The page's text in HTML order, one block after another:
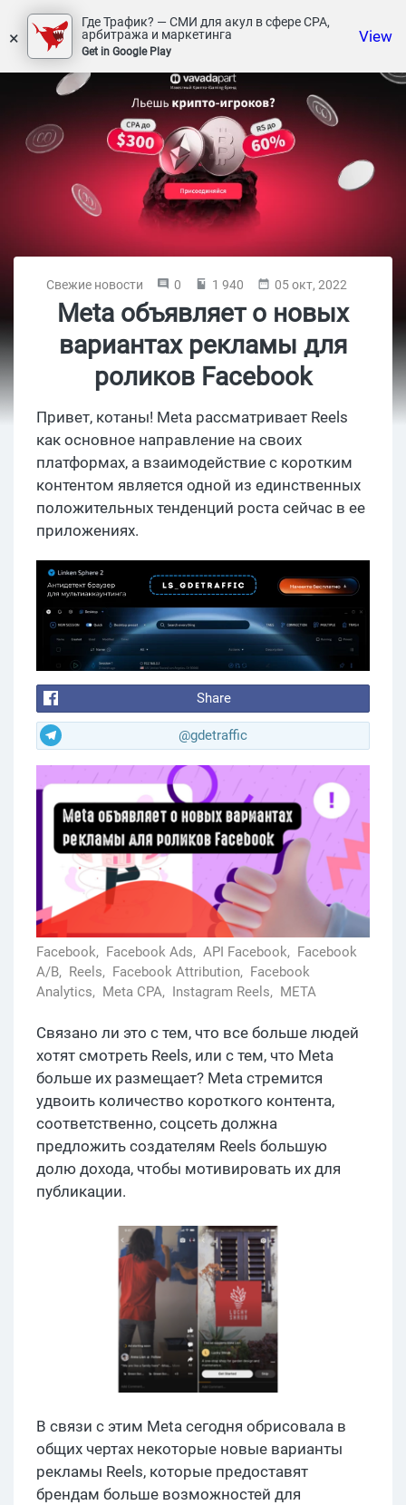
×
Где Трафик? — СМИ для акул в сфере СРА,
арбитража и маркетинга
Get in Google Play
View
Свежие новости 0 1 940 05 окт, 2022
Meta объявляет о новых
вариантах рекламы для
роликов Facebook
Привет, котаны! Meta рассматривает Reels
как основное направление на своих
платформах, а взаимодействие с коротким
контентом является одной из единственных
положительных тенденций роста сейчас в ее
приложениях.
Share
@gdetraffic
Facebook, Facebook Ads, API Facebook, Facebook
A/B, Reels, Facebook Attribution, Facebook
Analytics, Meta CPA, Instagram Reels, META
Связано ли это с тем, что все больше людей
хотят смотреть Reels, или с тем, что Meta
больше их размещает? Meta стремится
удвоить количество короткого контента,
соответственно, соцсеть должна
предложить создателям Reels большую
долю дохода, чтобы мотивировать их для
публикации.
В связи с этим Meta сегодня обрисовала в
общих чертах некоторые новые варианты
рекламы Reels, которые предоставят
брендам больше возможностей для